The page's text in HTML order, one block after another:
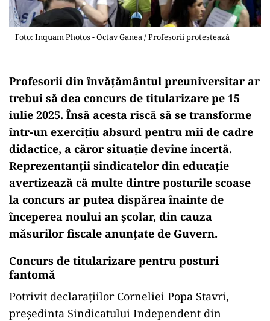
Foto: Inquam Photos - Octav Ganea / Profesorii protestează
Profesorii din învățământul preuniversitar ar
trebui să dea concurs de titularizare pe 15
iulie 2025. Însă acesta riscă să se transforme
într-un exercițiu absurd pentru mii de cadre
didactice, a căror situație devine incertă.
Reprezentanții sindicatelor din educație
avertizează că multe dintre posturile scoase
la concurs ar putea dispărea înainte de
începerea noului an școlar, din cauza
măsurilor fiscale anunțate de Guvern.
Concurs de titularizare pentru posturi
fantomă
Potrivit declarațiilor Corneliei Popa Stavri,
președinta Sindicatului Independent din